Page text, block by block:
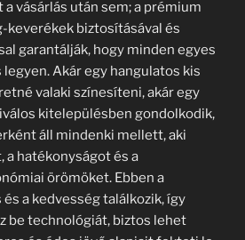
a vásárlás után sem; a prémium
keverékek biztosításával és
garantálják, hogy minden egyes
Akár egy hangulatos kis
valaki színesíteni, akár egy
kitelepülésben gondolkodik,
áll mindenki mellett, aki
hatékonyságot és a
örömöket. Ebben a
a kedvesség találkozik, így
be technológiát, biztos lehet